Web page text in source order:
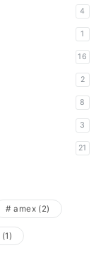
4
1
16
2
8
3
21
amex(2)
(1)